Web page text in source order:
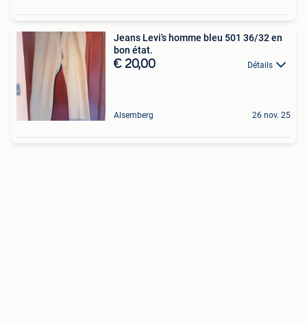
Jeans Levi's homme bleu 501 36/32 en
bon état.
€ 20,00 Détails
Alsemberg 26 nov. 25